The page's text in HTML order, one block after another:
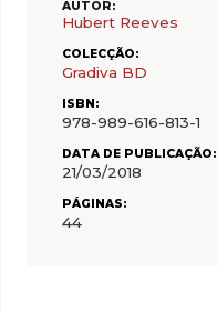
AUTOR:
Hubert Reeves
COLECÇÃO:
Gradiva BD
ISBN:
978-989-616-813-1
DATA DE PUBLICAÇÃO:
21/03/2018
PÁGINAS:
44